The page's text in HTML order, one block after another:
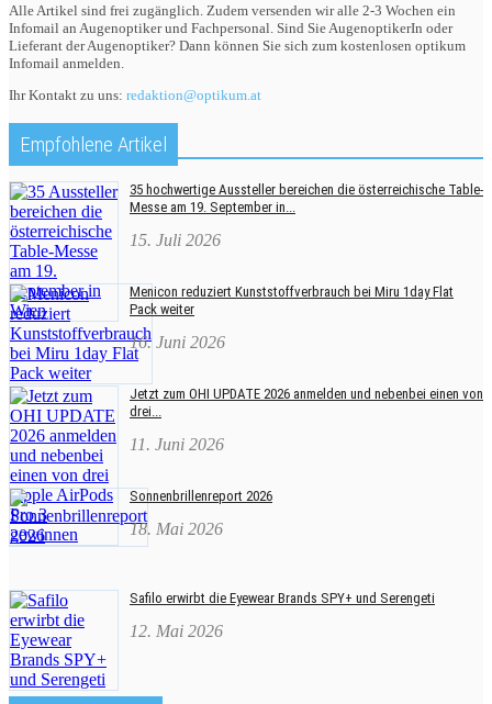
Alle Artikel sind frei zugänglich. Zudem versenden wir alle 2-3 Wochen ein
Infomail an Augenoptiker und Fachpersonal. Sind Sie AugenoptikerIn oder
Lieferant der Augenoptiker? Dann können Sie sich zum kostenlosen optikum
Infomail anmelden.
Ihr Kontakt zu uns: redaktion@optikum.at
Empfohlene Artikel
35 hochwertige Aussteller bereichen die österreichische Table-
Messe am 19. September in...
15. Juli 2026
Menicon reduziert Kunststoffverbrauch bei Miru 1day Flat
Pack weiter
16. Juni 2026
Jetzt zum OHI UPDATE 2026 anmelden und nebenbei einen von
drei...
11. Juni 2026
Sonnenbrillenreport 2026
18. Mai 2026
Safilo erwirbt die Eyewear Brands SPY+ und Serengeti
12. Mai 2026